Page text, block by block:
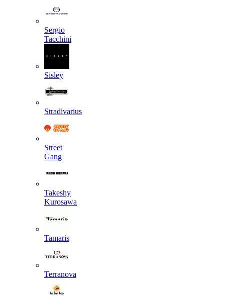
Sergio
Tacchini
Sisley
Stradivarius
Street
Gang
Takeshy
Kurosawa
Tamaris
Terranova